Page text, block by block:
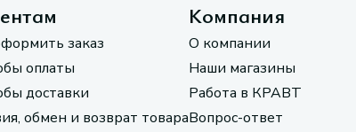
заказ
оплаты
доставки
обмен и возврат товара
Компания
О компании
Наши магазины
Работа в КРАВТ
Вопрос-ответ